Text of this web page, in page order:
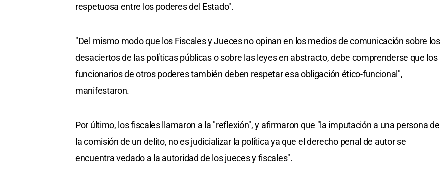
respetuosa entre los poderes del Estado".
"Del mismo modo que los Fiscales y Jueces no opinan en los medios de comunicación sobre los
desaciertos de las políticas públicas o sobre las leyes en abstracto, debe comprenderse que los
funcionarios de otros poderes también deben respetar esa obligación ético-funcional",
manifestaron.
Por último, los fiscales llamaron a la "reflexión", y afirmaron que "la imputación a una persona de
la comisión de un delito, no es judicializar la política ya que el derecho penal de autor se
encuentra vedado a la autoridad de los jueces y fiscales".